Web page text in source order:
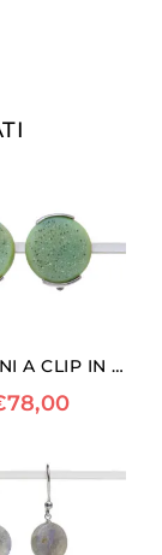
ORECCHINI A CLIP IN AGATA CRISTALLIZZATA
78,00